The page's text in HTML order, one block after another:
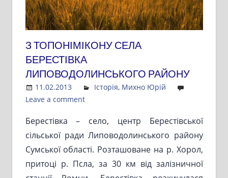
З ТОПОНІМІКОНУ СЕЛА
БЕРЕСТІВКА
ЛИПОВОДОЛИНСЬКОГО РАЙОНУ
11.02.2013 Admin
Історія, Михно Юрій
Leave a comment
Берестівка – село, центр Берестівської
сільської ради Липоводолинського району
Сумської області. Розташоване на р. Хорол,
притоці р. Псла, за 30 км від залізничної